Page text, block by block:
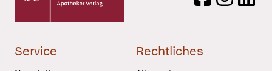
Service Rechtliches